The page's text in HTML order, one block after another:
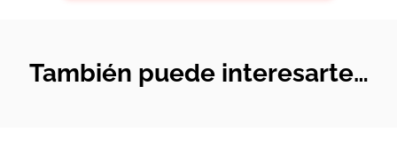
También puede interesarte…